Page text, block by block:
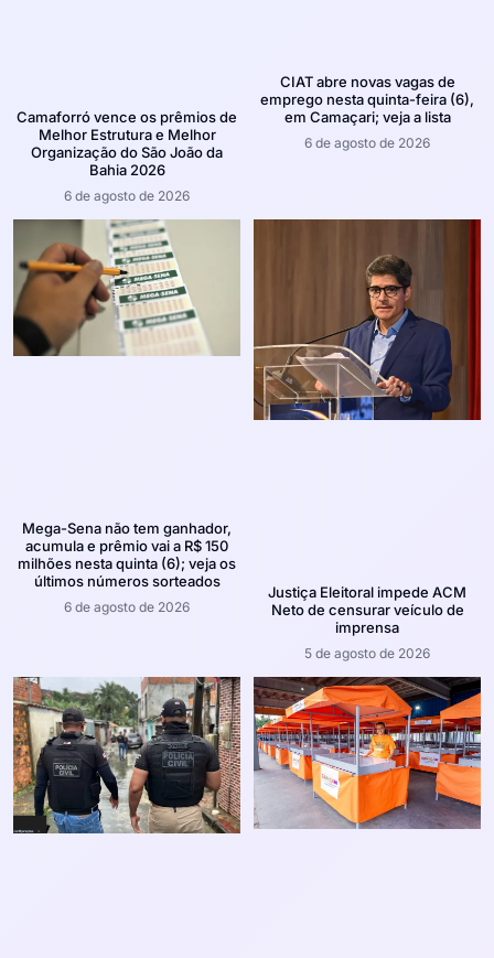
Camaforró vence os prêmios de
Melhor Estrutura e Melhor
Organização do São João da
Bahia 2026
6 de agosto de 2026
CIAT abre novas vagas de
emprego nesta quinta-feira (6),
em Camaçari; veja a lista
6 de agosto de 2026
Mega-Sena não tem ganhador,
acumula e prêmio vai a R$ 150
milhões nesta quinta (6); veja os
últimos números sorteados
6 de agosto de 2026
Justiça Eleitoral impede ACM
Neto de censurar veículo de
imprensa
5 de agosto de 2026